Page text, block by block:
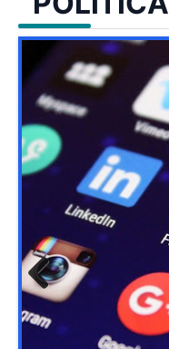
Previ
ous